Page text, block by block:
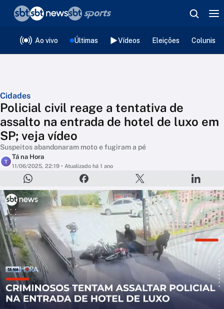
Ao vivo Últimas Vídeos Eleições
Cidades
Policial civil reage a tentativa de
assalto na entrada de hotel de luxo em
SP; veja vídeo
Suspeitos abandonaram moto e fugiram a pé
T
Tá na Hora
11/06/2025, 22:19 • Atualizado há 1 ano
❮voltar
Editorias